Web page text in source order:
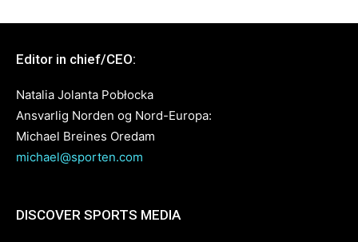
Editor in chief/CEO:
Natalia Jolanta Pobłocka
Ansvarlig Norden og Nord-Europa:
Michael Breines Oredam
michael@sporten.com
DISCOVER SPORTS MEDIA